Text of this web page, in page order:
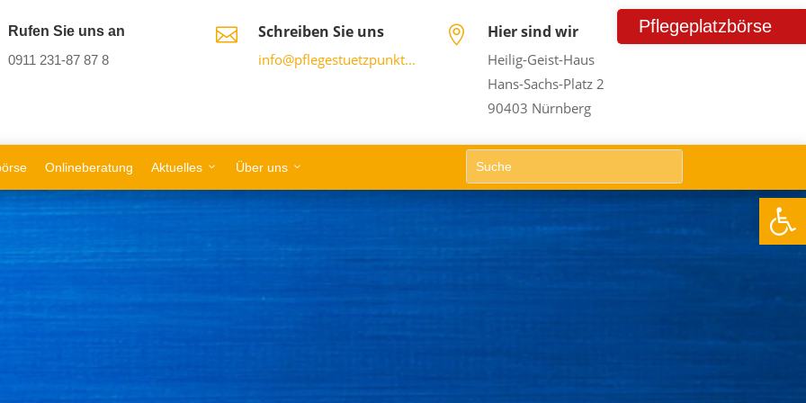
Rufen Sie uns an
0911 231-87 87 8
 Schreiben Sie uns
info@pflegestuetzpunkt...
 Hier sind wir
Heilig-Geist-Haus
Hans-Sachs-Platz 2
90403 Nürnberg
Onlineberatung Aktuelles Über uns
Suchen
nach:
Search
Pflegeplatzbörse